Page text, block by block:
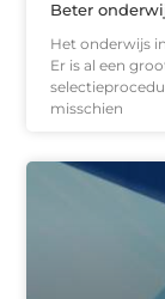
Beter
Het onderwijs
Er is al een
misschien